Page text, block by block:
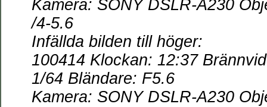
Kamera: SONY DSLR-A230
/4-5.6
Infällda bilden till höger:
100414 Klockan: 12:37
1/64 Bländare: F5.6
Kamera: SONY DSLR-A230